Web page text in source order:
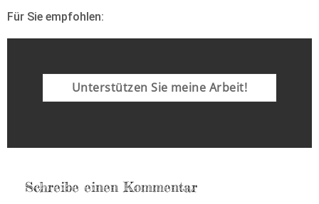
Für Sie empfohlen:
Unterstützen Sie meine Arbeit!
Schreibe einen Kommentar